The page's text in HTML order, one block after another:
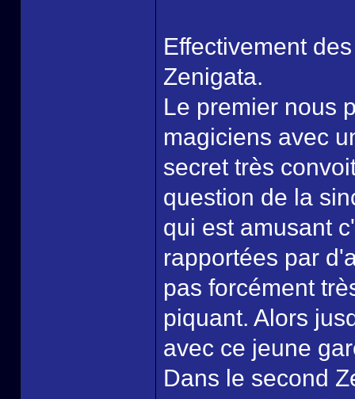
Effectivement
Zenigata.
Le premier nous
magiciens avec
secret très
question de la
qui est amusant
rapportées par
pas forcément
piquant. Alors
avec ce jeune
Dans le second